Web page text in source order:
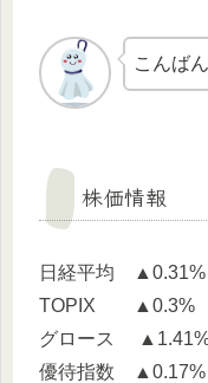
こんば
株価情報
日経平均 ▲0.31%
TOPIX ▲0.3%
グロース
優待指数 ▲0.17%